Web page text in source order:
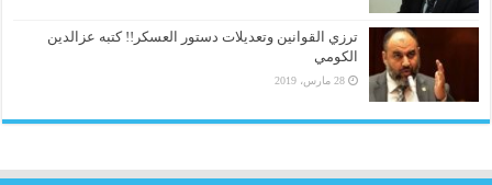
ترزي القوانين وتعديلات دستور العسكر!! كتبه عزالدين
الكومي
28 مارس، 2019